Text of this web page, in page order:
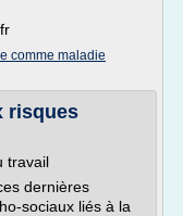
comme maladie
risques
travail
dernières
sociaux liés à la